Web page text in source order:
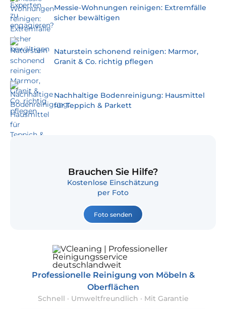
Messie-Wohnungen reinigen: Extremfälle
sicher bewältigen
Naturstein schonend reinigen: Marmor,
Granit & Co. richtig pflegen
Nachhaltige Bodenreinigung: Hausmittel
für Teppich & Parkett
Brauchen Sie Hilfe?
Kostenlose Einschätzung
per Foto
Foto senden
Professionelle Reinigung von Möbeln &
Oberflächen
Schnell · Umweltfreundlich · Mit Garantie